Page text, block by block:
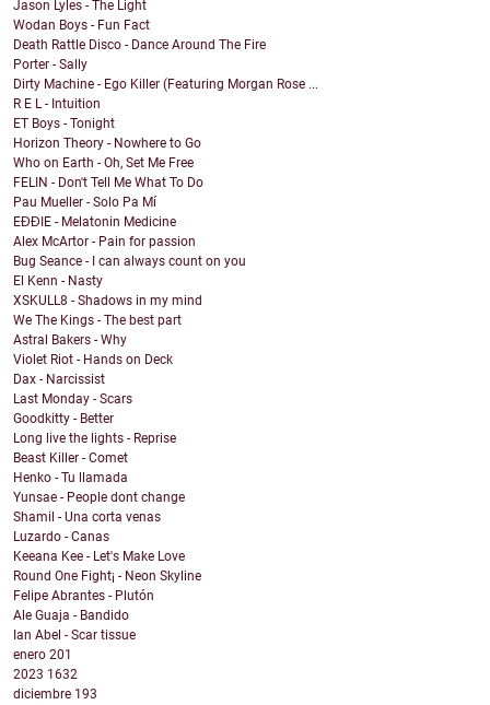
Jason Lyles - The Light
Wodan Boys - Fun Fact
Death Rattle Disco - Dance Around The Fire
Porter - Sally
Dirty Machine - Ego Killer (Featuring Morgan Rose ...
R E L - Intuition
ET Boys - Tonight
Horizon Theory - Nowhere to Go
Who on Earth - Oh, Set Me Free
FELIN - Don't Tell Me What To Do
Pau Mueller - Solo Pa Mí
EĐĐIE - Melatonin Medicine
Alex McArtor - Pain for passion
Bug Seance - I can always count on you
El Kenn - Nasty
XSKULL8 - Shadows in my mind
We The Kings - The best part
Astral Bakers - Why
Violet Riot - Hands on Deck
Dax - Narcissist
Last Monday - Scars
Goodkitty - Better
Long live the lights - Reprise
Beast Killer - Comet
Henko - Tu llamada
Yunsae - People dont change
Shamil - Una corta venas
Luzardo - Canas
Keeana Kee - Let's Make Love
Round One Fight¡ - Neon Skyline
Felipe Abrantes - Plutón
Ale Guaja - Bandido
Ian Abel - Scar tissue
enero 201
2023 1632
diciembre 193